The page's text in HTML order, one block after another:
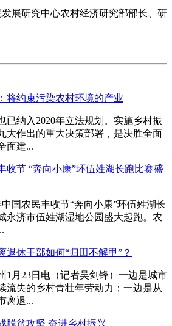
展研究中心农村经济研究部部长、研
将约束污染农村环境的产业
已纳入2020年立法规划。实施乡村振
大作出的重大决策部署，是决胜全面
面建...
收节 “奔向小康”环伍姓湖长跑比赛盛
中国农民丰收节“奔向小康”环伍姓湖长
永济市伍姓湖湿地公园盛大起跑。农
退休干部如何“归田不解甲”？
1月23日电（记者吴剑锋）一边是城市
流失的乡村青壮年劳动力；一边是从
离退...
脱贫攻坚 奋进乡村振兴